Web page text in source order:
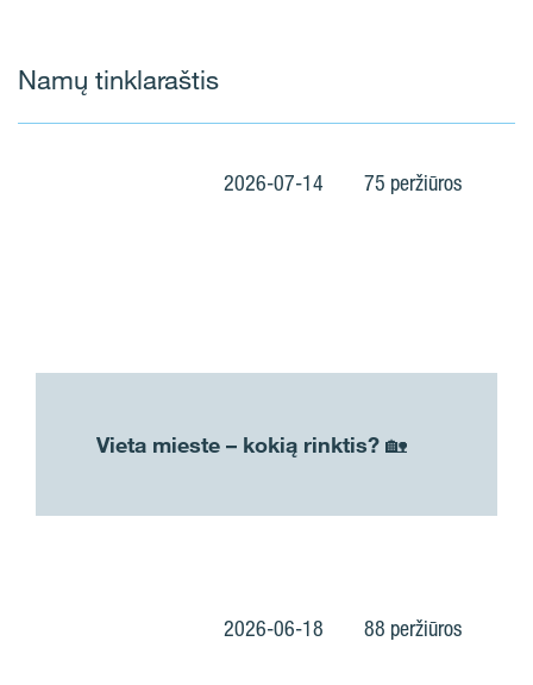
Namų tinklaraštis
2026-07-14 75 peržiūros
Vieta mieste – kokią rinktis? 🏡
2026-06-18 88 peržiūros